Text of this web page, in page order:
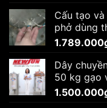
Cấu tạo
phở dùng
1.789.000
Dây
50 kg gạo
1.500.000